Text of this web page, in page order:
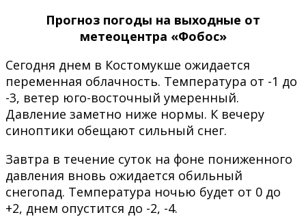
Прогноз погоды на выходные от
метеоцентра «Фобос»
Сегодня днем в Костомукше ожидается
переменная облачность. Температура от -1 до
-3, ветер юго-восточный умеренный.
Давление заметно ниже нормы. К вечеру
синоптики обещают сильный снег.
Завтра в течение суток на фоне пониженного
давления вновь ожидается обильный
снегопад. Температура ночью будет от 0 до
+2, днем опустится до -2, -4.